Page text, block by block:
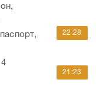
22:28
21:23